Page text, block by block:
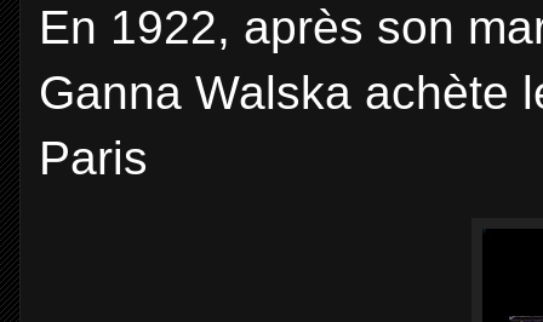
En 1922, après son
Ganna Walska achète
Paris